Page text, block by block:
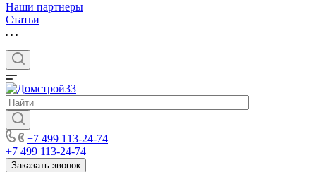
Наши партнеры
Статьи
+7 499 113-24-74
+7 499 113-24-74
Заказать звонок